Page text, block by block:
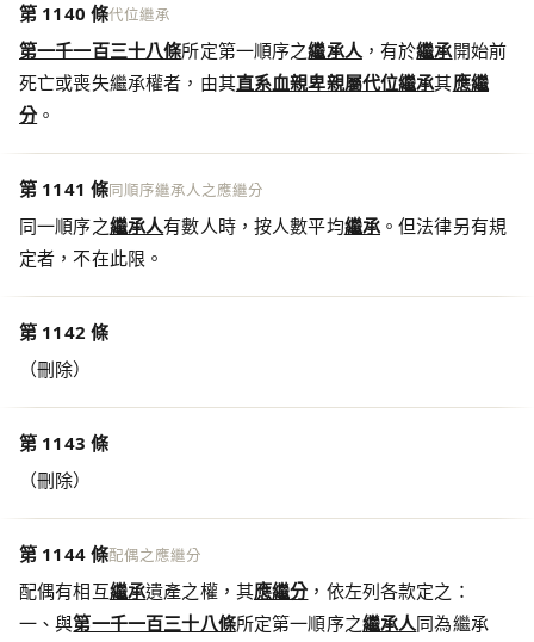
第 1140 條代位繼承
第一千一百三十八條所定第一順序之繼承人，有於繼承開始前
死亡或喪失繼承權者，由其直系血親卑親屬代位繼承其應繼
分。
第 1141 條同順序繼承人之應繼分
同一順序之繼承人有數人時，按人數平均繼承 。但法律另有規
定者，不在此限。
第 1142 條
（刪除）
第 1143 條
（刪除）
第 1144 條配偶之應繼分
配偶有相互繼承遺產之權，其應繼分，依左列各款定之：
一、與第一千一百三十八條所定第一順序之繼承人同為繼承